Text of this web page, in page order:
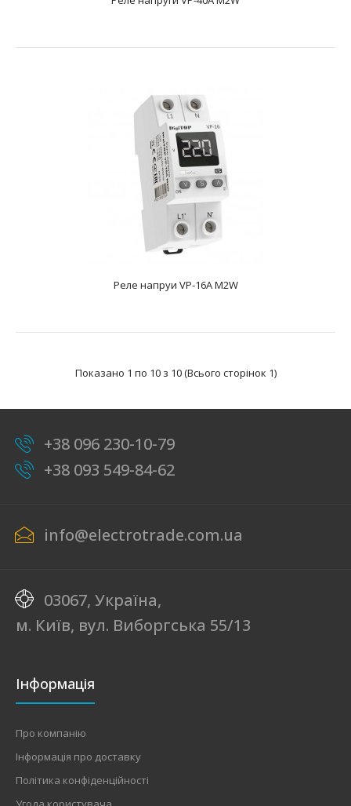
Реле напруги VP-40A M2R
text_zero
напругаЧас ..
Реле напруи VP-16A M2W
Показано 1 по 10 з 10 (Всього сторінок 1)
+38 096 230-10-79
+38 093 549-84-62
info@electrotrade.com.ua
03067, Україна,
м. Київ, вул. Виборгська 55/13
Інформація
Про компанію
Інформація про доставку
Політика конфіденційності